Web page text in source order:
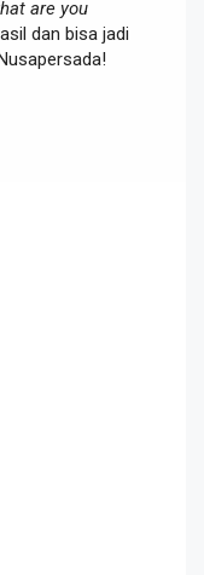
are you
dan bisa jadi